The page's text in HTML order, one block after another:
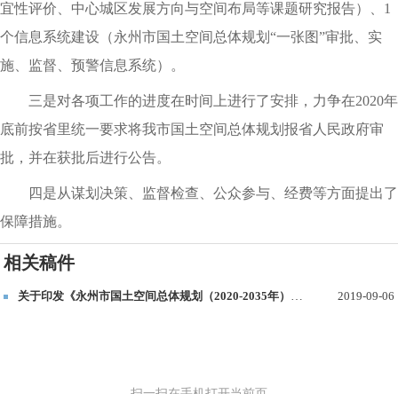
宜性评价、中心城区发展方向与空间布局等课题研究报告）、1
个信息系统建设（永州市国土空间总体规划“一张图”审批、实
施、监督、预警信息系统）
。
三是对各项工作的进度在时间上进行了安排 ， 力争在2020年
底前按省里统一要求将我市国土空间总体规划 报省人民政府审
批 ， 并在获批后进行公告。
四是从谋划决策、监督检查、公众参与、经费等方面提出了
保障措施。
相关稿件
关于印发《永州市国土空间总体规划（2020-2035年）编制工作方案》的通知 2019-09-06